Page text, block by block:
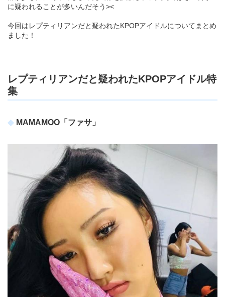
に疑われることが多いんだそう><
今回はレプティリアンだと疑われたKPOPアイドルについてまとめ
ました！
レプティリアンだと疑われたKPOPアイドル特
集
MAMAMOO「ファサ」